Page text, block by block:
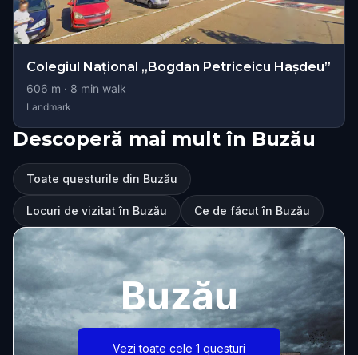
Colegiul Național „Bogdan Petriceicu Hașdeu”
606 m · 8 min walk
Landmark
Descoperă mai mult în Buzău
Toate questurile din Buzău
Locuri de vizitat în Buzău Ce de făcut în Buzău
Buzău
Vezi toate cele 1 questuri